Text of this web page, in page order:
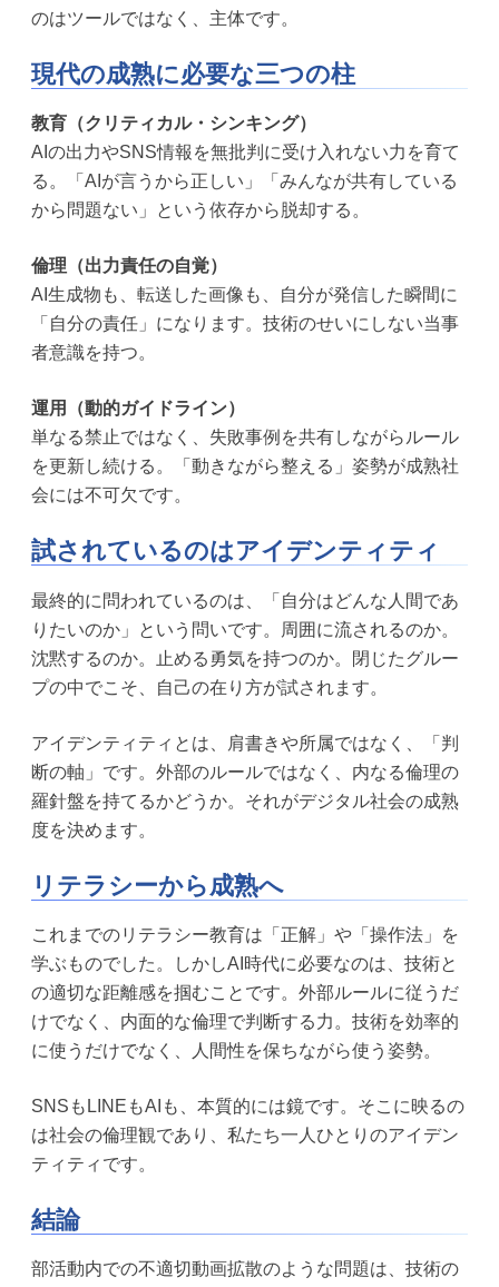
のはツールではなく、主体です。
現代の成熟に必要な三つの柱
教育（クリティカル・シンキング）
AIの出力やSNS情報を無批判に受け入れない力を育て
る。「AIが言うから正しい」「みんなが共有している
から問題ない」という依存から脱却する。
倫理（出力責任の自覚）
AI生成物も、転送した画像も、自分が発信した瞬間に
「自分の責任」になります。技術のせいにしない当事
者意識を持つ。
運用（動的ガイドライン）
単なる禁止ではなく、失敗事例を共有しながらルール
を更新し続ける。「動きながら整える」姿勢が成熟社
会には不可欠です。
試されているのはアイデンティティ
最終的に問われているのは、「自分はどんな人間であ
りたいのか」という問いです。周囲に流されるのか。
沈黙するのか。止める勇気を持つのか。閉じたグルー
プの中でこそ、自己の在り方が試されます。
アイデンティティとは、肩書きや所属ではなく、「判
断の軸」です。外部のルールではなく、内なる倫理の
羅針盤を持てるかどうか。それがデジタル社会の成熟
度を決めます。
リテラシーから成熟へ
これまでのリテラシー教育は「正解」や「操作法」を
学ぶものでした。しかしAI時代に必要なのは、技術と
の適切な距離感を掴むことです。外部ルールに従うだ
けでなく、内面的な倫理で判断する力。技術を効率的
に使うだけでなく、人間性を保ちながら使う姿勢。
SNSもLINEもAIも、本質的には鏡です。そこに映るの
は社会の倫理観であり、私たち一人ひとりのアイデン
ティティです。
結論
部活動内での不適切動画拡散のような問題は、技術の